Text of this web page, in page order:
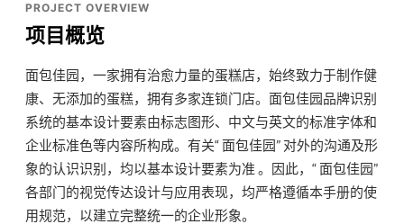
PROJECT OVERVIEW
项目概览
面包佳园，一家拥有治愈力量的蛋糕店，始终致力于制作健
康、无添加的蛋糕，拥有多家连锁门店。面包佳园品牌识别
系统的基本设计要素由标志图形、中文与英文的标准字体和
企业标准色等内容所构成。有关“ 面包佳园” 对外的沟通及形
象的认识识别，均以基本设计要素为准 。因此，“ 面包佳园”
各部门的视觉传达设计与应用表现，均严格遵循本手册的使
用规范，以建立完整统一的企业形象。